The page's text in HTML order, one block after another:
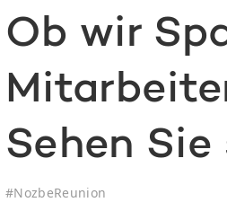
Ob wir
Sehen
#NozbeReunion